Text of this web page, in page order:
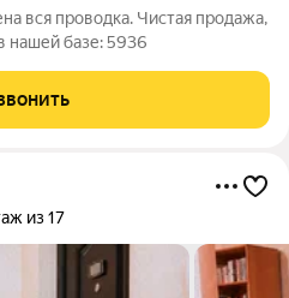
вся проводка. Чистая продажа,
нашей базе: 5936
из 17